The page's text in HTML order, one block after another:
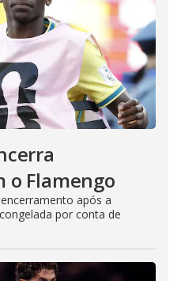
o Flamengo
após a
por conta de